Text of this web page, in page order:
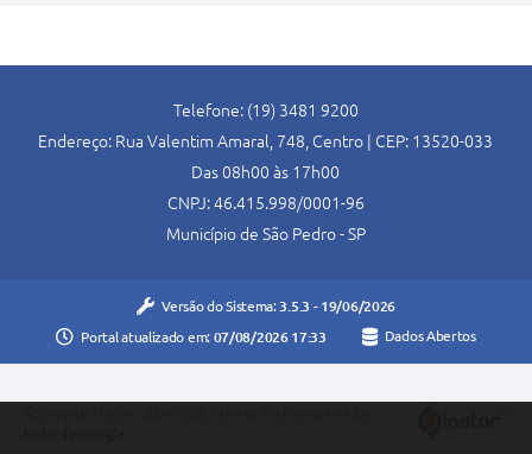
Telefone: (19) 3481 9200
Endereço: Rua Valentim Amaral, 748, Centro | CEP: 13520-033
Das 08h00 às 17h00
CNPJ: 46.415.998/0001-96
Município de São Pedro - SP
Versão do Sistema: 3.5.3 - 19/06/2026
Portal atualizado em: 07/08/2026 17:33 Dados Abertos